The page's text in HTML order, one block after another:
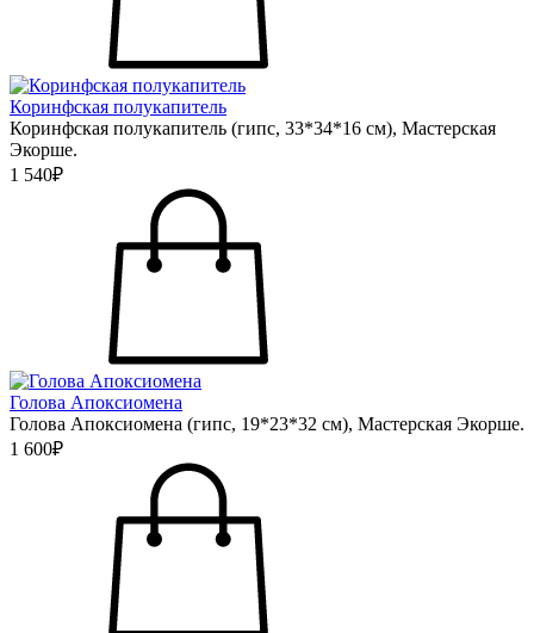
Коринфская полукапитель
Коринфская полукапитель (гипс, 33*34*16 см), Мастерская
Экорше.
1 540₽
Голова Апоксиомена
Голова Апоксиомена (гипс, 19*23*32 см), Мастерская Экорше.
1 600₽